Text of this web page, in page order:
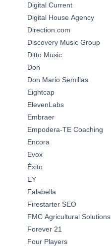
Digital Current
Digital House Agency
Direction.com
Discovery Music Group
Ditto Music
Don
Don Mario Semillas
Eightcap
ElevenLabs
Embraer
Empodera-TE Coaching
Encora
Evox
Éxito
EY
Falabella
Firestarter SEO
FMC Agricultural Solutions
Forever 21
Four Players